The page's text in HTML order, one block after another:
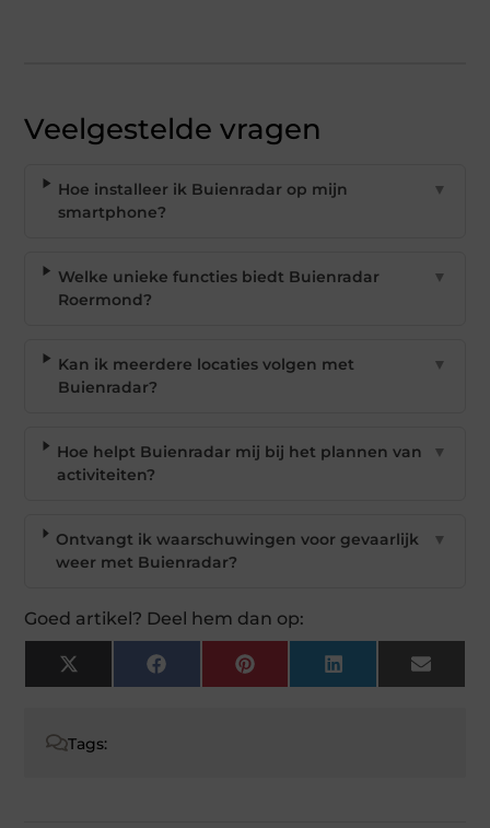
Veelgestelde vragen
Hoe installeer ik Buienradar op mijn
smartphone?
▼
Welke unieke functies biedt Buienradar
Roermond?
▼
Kan ik meerdere locaties volgen met
Buienradar?
▼
Hoe helpt Buienradar mij bij het plannen van
activiteiten?
▼
Ontvangt ik waarschuwingen voor gevaarlijk
weer met Buienradar?
▼
Goed artikel? Deel hem dan op:
X
(Twitter)
Facebook Pinterest LinkedIn Email
Tags: